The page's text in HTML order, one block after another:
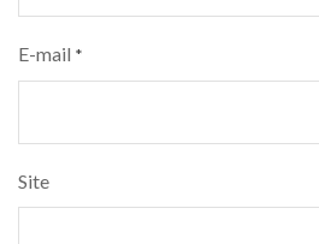
E-mail *
Site